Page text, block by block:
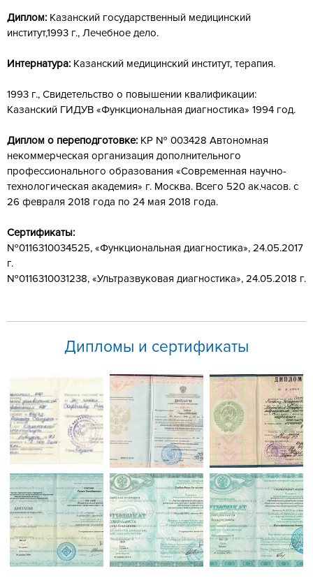
Диплом: Казанский государственный медицинский
институт,1993 г., Лечебное дело.
Интернатура: Казанский медицинский институт, терапия.
1993 г., Свидетельство о повышении квалификации:
Казанский ГИДУВ «Функциональная диагностика» 1994 год.
Диплом о переподготовке: КР № 003428 Автономная
некоммерческая организация дополнительного
профессионального образования «Современная научно-
технологическая академия» г. Москва. Всего 520 ак.часов. с
26 февраля 2018 года по 24 мая 2018 года.
Сертификаты:
№0116310034525, «Функциональная диагностика», 24.05.2017
г.
№0116310031238, «Ультразвуковая диагностика», 24.05.2018 г.
Дипломы и сертификаты